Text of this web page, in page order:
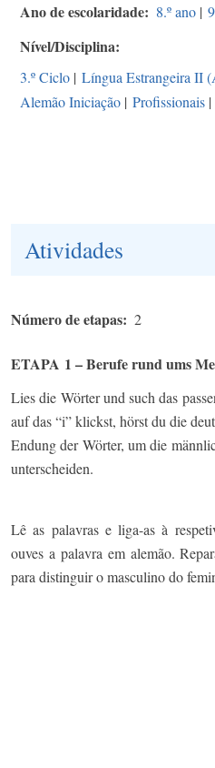
Ano de escolaridade 8.º ano |
Nível/Disciplina
3.º Ciclo | Língua Estrangeira II
Alemão Iniciação | Profissionais |
Atividades
Número de etapas 2
ETAPA 1 – Berufe rund ums
Lies die Wörter und such das
auf das “i” klickst, hörst du die
Endung der Wörter, um die
unterscheiden.
Lê as palavras e liga-as à
ouves a palavra em alemão.
para distinguir o masculino do